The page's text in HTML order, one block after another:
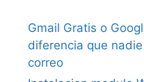
Gmail Gratis o
diferencia que
correo